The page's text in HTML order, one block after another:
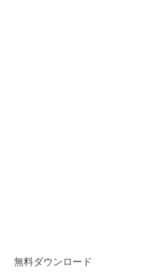
無料ダウンロード